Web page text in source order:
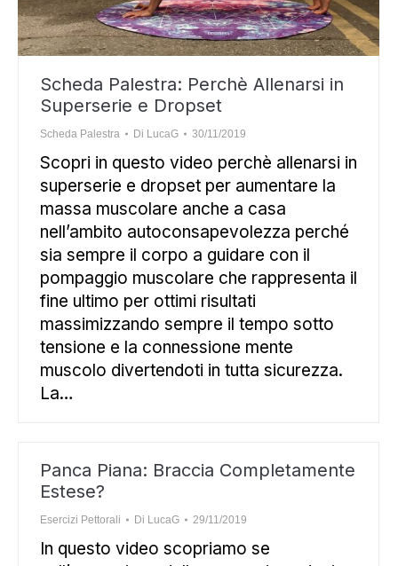
Scheda Palestra: Perchè Allenarsi in
Superserie e Dropset
Scheda Palestra Di LucaG 30/11/2019
Scopri in questo video perchè allenarsi in
superserie e dropset per aumentare la
massa muscolare anche a casa
nell’ambito autoconsapevolezza perché
sia sempre il corpo a guidare con il
pompaggio muscolare che rappresenta il
fine ultimo per ottimi risultati
massimizzando sempre il tempo sotto
tensione e la connessione mente
muscolo divertendoti in tutta sicurezza.
La…
Panca Piana: Braccia Completamente
Estese?
Esercizi Pettorali Di LucaG 29/11/2019
In questo video scopriamo se